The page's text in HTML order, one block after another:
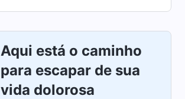
Aqui está o caminho
para escapar de sua
vida dolorosa